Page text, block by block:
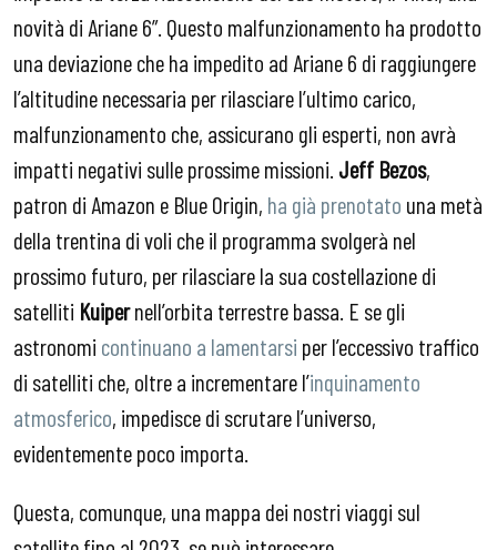
novità di Ariane 6”. Questo malfunzionamento ha prodotto
una deviazione che ha impedito ad Ariane 6 di raggiungere
l’altitudine necessaria per rilasciare l’ultimo carico,
malfunzionamento che, assicurano gli esperti, non avrà
impatti negativi sulle prossime missioni. Jeff Bezos,
patron di Amazon e Blue Origin, ha già prenotato una metà
della trentina di voli che il programma svolgerà nel
prossimo futuro, per rilasciare la sua costellazione di
satelliti Kuipernell’orbita terrestre bassa. E se gli
astronomi continuano a lamentarsi per l’eccessivo traffico
di satelliti che, oltre a incrementare l’inquinamento
atmosferico, impedisce di scrutare l’universo,
evidentemente poco importa.
Questa, comunque, una mappa dei nostri viaggi sul